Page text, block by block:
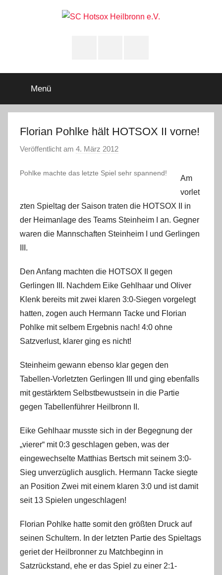
Heilbronn
e.V.
Menü
Florian Pohlke hält HOTSOX II vorne!
Veröffentlicht am 4. März 2012
n
Pohlke machte das letzte Spiel sehr spannend!
Am
vorlet
zten Spieltag der Saison traten die HOTSOX II in
der Heimanlage des Teams Steinheim I an. Gegner
waren die Mannschaften Steinheim I und Gerlingen
III.
Den Anfang machten die HOTSOX II gegen
Gerlingen III. Nachdem Eike Gehlhaar und Oliver
Klenk bereits mit zwei klaren 3:0-Siegen vorgelegt
hatten, zogen auch Hermann Tacke und Florian
Pohlke mit selbem Ergebnis nach! 4:0 ohne
Satzverlust, klarer ging es nicht!
Steinheim gewann ebenso klar gegen den
Tabellen-Vorletzten Gerlingen III und ging ebenfalls
mit gestärktem Selbstbewustsein in die Partie
gegen Tabellenführer Heilbronn II.
Eike Gehlhaar musste sich in der Begegnung der
„vierer“ mit 0:3 geschlagen geben, was der
eingewechselte Matthias Bertsch mit seinem 3:0-
Sieg unverzüglich ausglich. Hermann Tacke siegte
an Position Zwei mit einem klaren 3:0 und ist damit
seit 13 Spielen ungeschlagen!
Florian Pohlke hatte somit den größten Druck auf
seinen Schultern. In der letzten Partie des Spieltags
geriet der Heilbronner zu Matchbeginn in
Satzrückstand, ehe er das Spiel zu einer 2:1-